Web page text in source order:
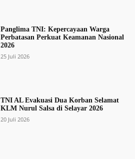
Panglima TNI: Kepercayaan Warga
Perbatasan Perkuat Keamanan Nasional
2026
25 Juli 2026
TNI AL Evakuasi Dua Korban Selamat
KLM Nurul Salsa di Selayar 2026
20 Juli 2026